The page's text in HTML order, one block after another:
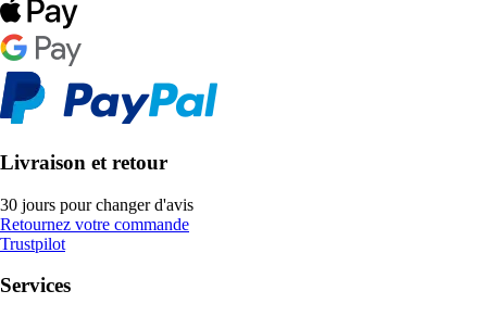
Livraison et retour
30 jours pour changer d'avis
Retournez votre commande
Trustpilot
Services